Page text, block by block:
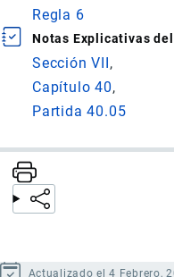
Regla 6
Notas Explicativas
Sección VII
Capítulo 40
Partida 40.05
Actualizado el 4 Febrero,